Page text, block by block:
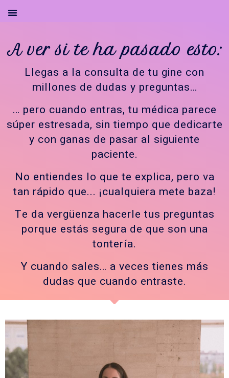
A ver si te ha pasado esto:
Llegas a la consulta de tu gine con
millones de dudas y preguntas…
… pero cuando entras, tu médica parece
súper estresada, sin tiempo que dedicarte
y con ganas de pasar al siguiente
paciente.
No entiendes lo que te explica, pero va
tan rápido que... ¡cualquiera mete baza!
Te da vergüenza hacerle tus preguntas
porque estás segura de que son una
tontería.
Y cuando sales… a veces tienes más
dudas que cuando entraste.